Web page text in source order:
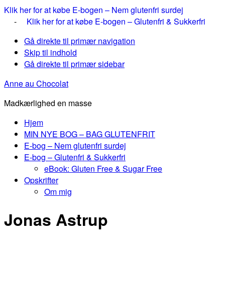
Klik her for at købe E-bogen – Nem glutenfri surdej
- Klik her for at købe E-bogen – Glutenfri & Sukkerfri
Gå direkte til primær navigation
Skip til indhold
Gå direkte til primær sidebar
Anne au Chocolat
Madkærlighed en masse
Hjem
MIN NYE BOG – BAG GLUTENFRIT
E-bog – Nem glutenfri surdej
E-bog – Glutenfri & Sukkerfri
eBook: Gluten Free & Sugar Free
Opskrifter
Om mig
Jonas Astrup